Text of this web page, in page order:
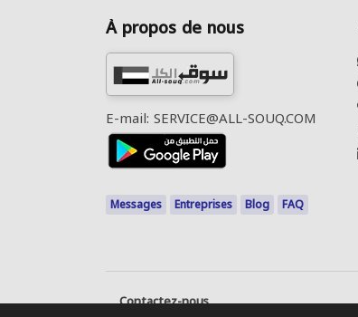
À propos de nous
E-mail: SERVICE@ALL-SOUQ.COM
Messages Entreprises Blog FAQ
Contactez-nous